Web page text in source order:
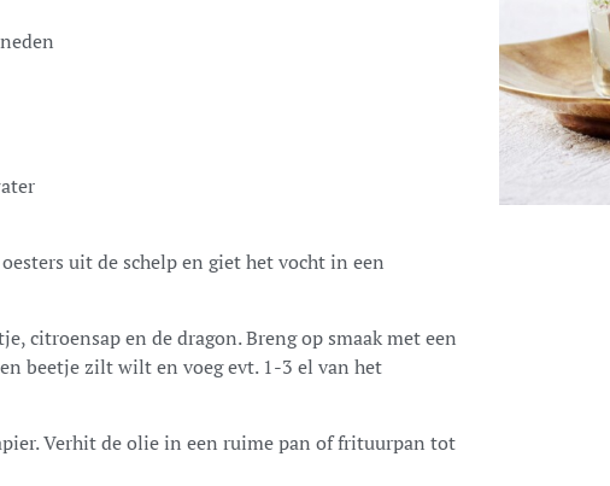
uit de schelp en giet het vocht in een
citroensap en de dragon. Breng op smaak met een
beetje zilt wilt en voeg evt. 1-3 el van het
Verhit de olie in een ruime pan of frituurpan tot